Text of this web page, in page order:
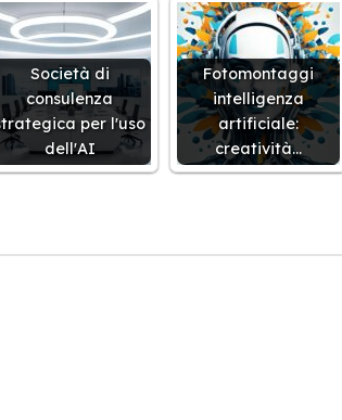
Società di
consulenza
per l'uso
dell'AI
Fotomontaggi
intelligenza
artificiale:
creatività…